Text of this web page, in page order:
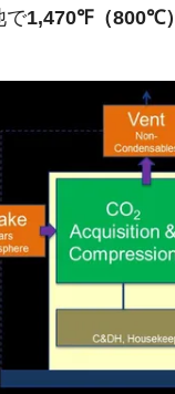
で1,470℉（800℃）